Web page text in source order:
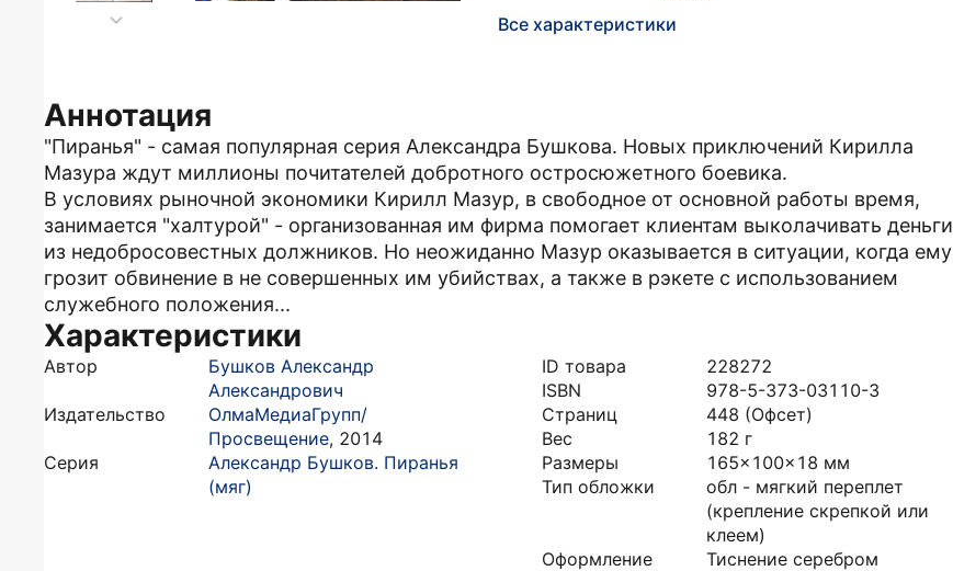
Все характеристики
Аннотация
"Пиранья" - самая популярная серия Александра Бушкова. Новых приключений Кирилла
Мазура ждут миллионы почитателей добротного остросюжетного боевика.
В условиях рыночной экономики Кирилл Мазур, в свободное от основной работы время,
занимается "халтурой" - организованная им фирма помогает клиентам выколачивать деньги
из недобросовестных должников. Но неожиданно Мазур оказывается в ситуации, когда ему
грозит обвинение в не совершенных им убийствах, а также в рэкете с использованием
служебного положения...
Характеристики
Автор
Бушков Александр
Александрович
Издательство
ОлмаМедиаГрупп/
Просвещение, 2014
Серия
Александр Бушков. Пиранья
(мяг)
ID товара
228272
ISBN
978-5-373-03110-3
Страниц
448 (Офсет)
Вес
182 г
Размеры
165x100x18 мм
Тип обложки
обл - мягкий переплет
(крепление скрепкой или
клеем)
Оформление
Тиснение серебром